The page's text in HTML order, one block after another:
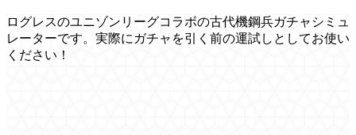
ログレスのユニゾンリーグコラボの古代機鋼兵ガチャシミュ
レーターです。実際にガチャを引く前の運試しとしてお使い
ください！